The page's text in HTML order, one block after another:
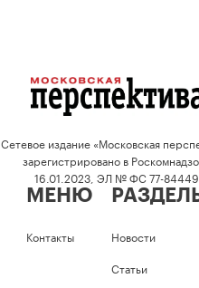
Сетевое издание «Московская
зарегистрировано в
16.01.2023, ЭЛ № ФС 77-84449.
МЕНЮ
Контакты
Новости
Статьи